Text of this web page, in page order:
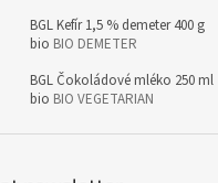
BGL Kefír 1,5 % demeter 400 g
bio BIO DEMETER
BGL Čokoládové mléko 250 ml
bio BIO VEGETARIAN